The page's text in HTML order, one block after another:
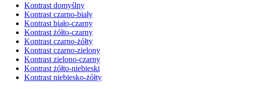
Kontrast domyślny
Kontrast czarno-biały
Kontrast biało-czarny
Kontrast żółto-czarny
Kontrast czarno-żółty
Kontrast czarno-zielony
Kontrast zielono-czarny
Kontrast żółto-niebieski
Kontrast niebiesko-żółty